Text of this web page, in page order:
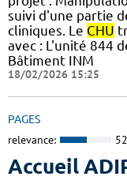
suivi d'une partie
cliniques. Le CHU
avec : L'unité 844
Bâtiment INM
18/02/2026 15:25
PAGES
relevance:
Accueil